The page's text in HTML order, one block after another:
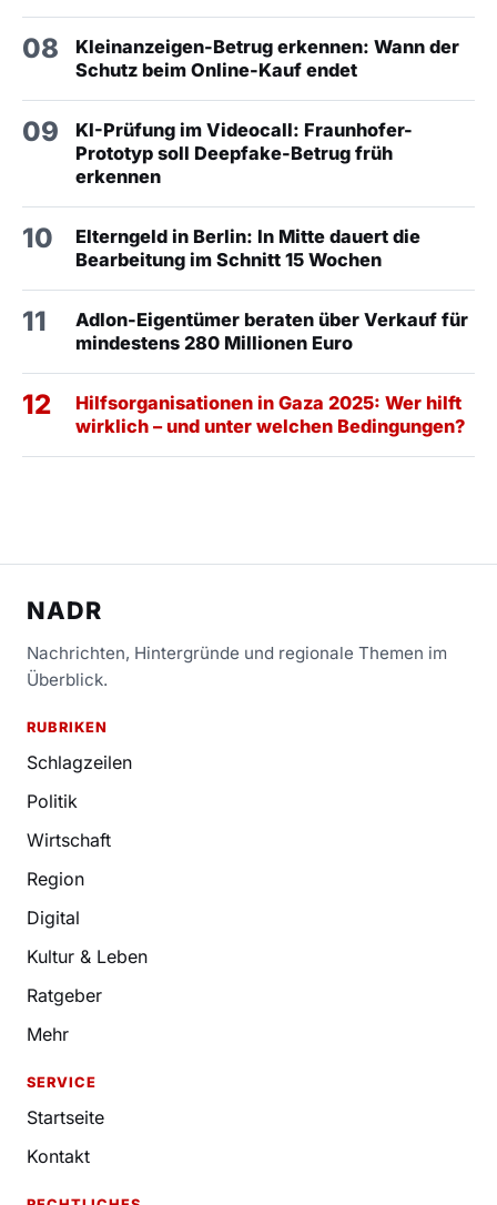
08
Kleinanzeigen-Betrug erkennen: Wann der
Schutz beim Online-Kauf endet
09
KI-Prüfung im Videocall: Fraunhofer-
Prototyp soll Deepfake-Betrug früh
erkennen
10
Elterngeld in Berlin: In Mitte dauert die
Bearbeitung im Schnitt 15 Wochen
11
Adlon-Eigentümer beraten über Verkauf für
mindestens 280 Millionen Euro
12
Hilfsorganisationen in Gaza 2025: Wer hilft
wirklich – und unter welchen Bedingungen?
NADR
Nachrichten, Hintergründe und regionale Themen im
Überblick.
RUBRIKEN
Schlagzeilen
Politik
Wirtschaft
Region
Digital
Kultur & Leben
Ratgeber
Mehr
SERVICE
Startseite
Kontakt